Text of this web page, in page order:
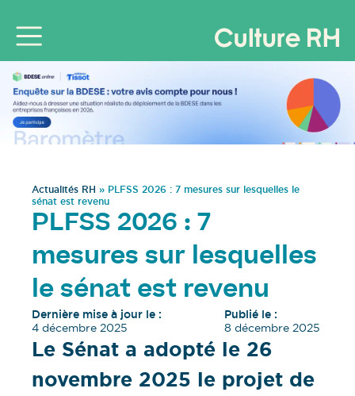
Actualités RH » PLFSS 2026 : 7 mesures sur lesquelles le
sénat est revenu
PLFSS 2026 : 7
mesures sur lesquelles
le sénat est revenu
Dernière mise à jour le :
4 décembre 2025
Publié le :
8 décembre 2025
Le Sénat a adopté le 26
novembre 2025 le projet de